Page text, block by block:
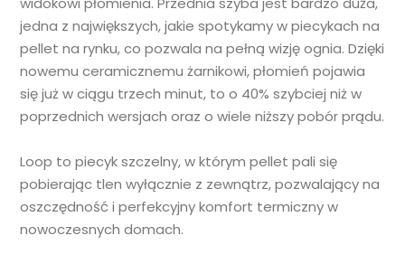
jedna z największych, jakie spotykamy w piecykach na
pellet na rynku, co pozwala na pełną wizję ognia. Dzięki
nowemu ceramicznemu żarnikowi, płomień pojawia
się już w ciągu trzech minut, to o 40% szybciej niż w
poprzednich wersjach oraz o wiele niższy pobór prądu.
Loop to piecyk szczelny, w którym pellet pali się
pobierając tlen wyłącznie z zewnątrz, pozwalający na
oszczędność i perfekcyjny komfort termiczny w
nowoczesnych domach.